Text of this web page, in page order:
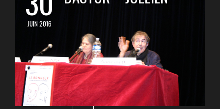
JUIN 2016